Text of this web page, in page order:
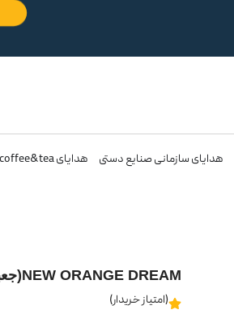
هدایای سازمانی صنایع دستی هدایای coffee&tea
NEW ORANGE DREAM(جعبه ابزار اتوکشی)
(امتیاز خریدار)